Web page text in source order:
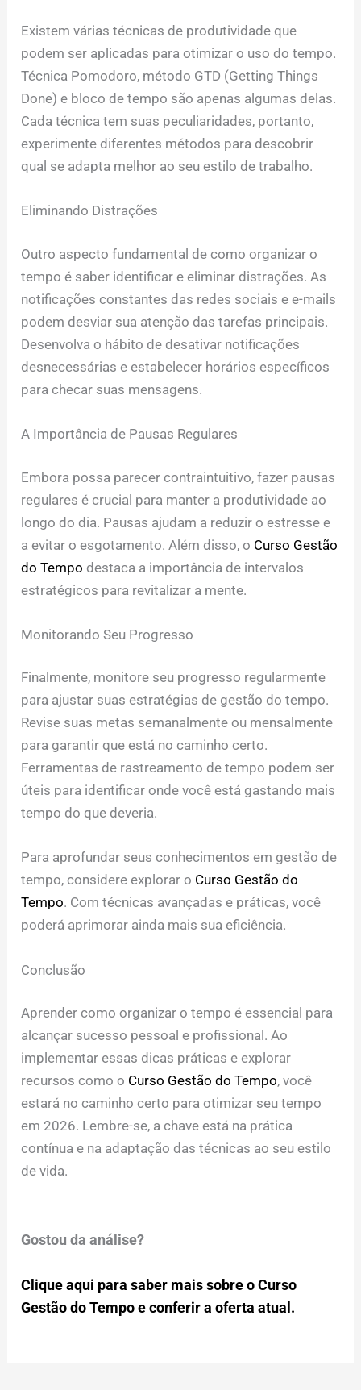
Existem várias técnicas de produtividade que
podem ser aplicadas para otimizar o uso do tempo.
Técnica Pomodoro, método GTD (Getting Things
Done) e bloco de tempo são apenas algumas delas.
Cada técnica tem suas peculiaridades, portanto,
experimente diferentes métodos para descobrir
qual se adapta melhor ao seu estilo de trabalho.
Eliminando Distrações
Outro aspecto fundamental de como organizar o
tempo é saber identificar e eliminar distrações. As
notificações constantes das redes sociais e e-mails
podem desviar sua atenção das tarefas principais.
Desenvolva o hábito de desativar notificações
desnecessárias e estabelecer horários específicos
para checar suas mensagens.
A Importância de Pausas Regulares
Embora possa parecer contraintuitivo, fazer pausas
regulares é crucial para manter a produtividade ao
longo do dia. Pausas ajudam a reduzir o estresse e
a evitar o esgotamento. Além disso, o Curso Gestão
do Tempo destaca a importância de intervalos
estratégicos para revitalizar a mente.
Monitorando Seu Progresso
Finalmente, monitore seu progresso regularmente
para ajustar suas estratégias de gestão do tempo.
Revise suas metas semanalmente ou mensalmente
para garantir que está no caminho certo.
Ferramentas de rastreamento de tempo podem ser
úteis para identificar onde você está gastando mais
tempo do que deveria.
Para aprofundar seus conhecimentos em gestão de
tempo, considere explorar o Curso Gestão do
Tempo. Com técnicas avançadas e práticas, você
poderá aprimorar ainda mais sua eficiência.
Conclusão
Aprender como organizar o tempo é essencial para
alcançar sucesso pessoal e profissional. Ao
implementar essas dicas práticas e explorar
recursos como o Curso Gestão do Tempo, você
estará no caminho certo para otimizar seu tempo
em 2026. Lembre-se, a chave está na prática
contínua e na adaptação das técnicas ao seu estilo
de vida.
Gostou da análise?
Clique aqui para saber mais sobre o Curso
Gestão do Tempo e conferir a oferta atual.